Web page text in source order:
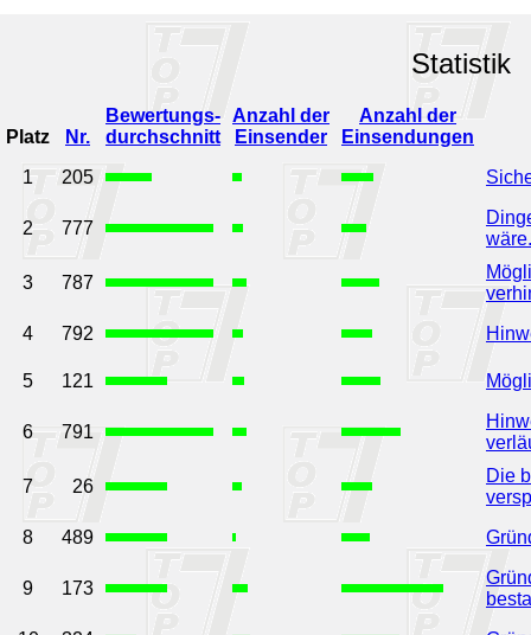
Statistik
Platz Nr.
Bewertungs-
durchschnitt
Anzahl der
Einsender
Anzahl der
Einsendungen
1
205
2 777
wäre.
3 787
4
792
5 121
6 791
7 26
Die
8
489
9 173